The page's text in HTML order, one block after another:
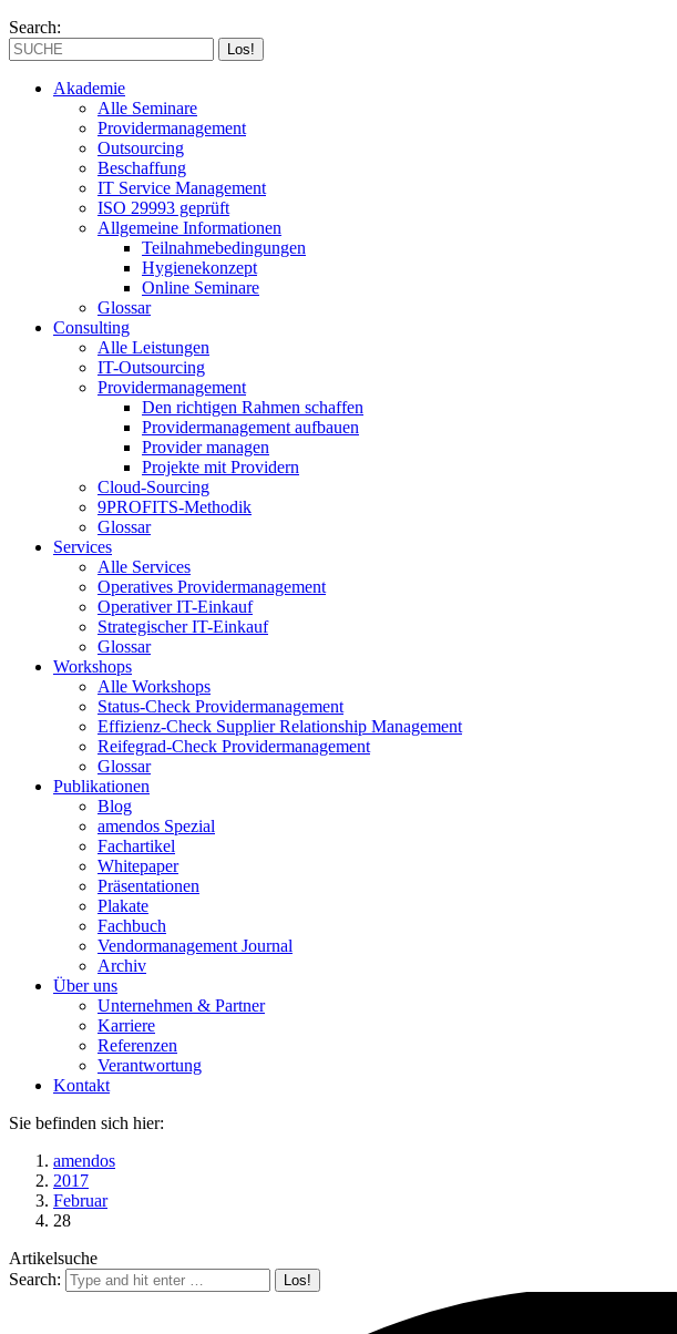
Search:
Akademie
Alle Seminare
Providermanagement
Outsourcing
Beschaffung
IT Service Management
ISO 29993 geprüft
Allgemeine Informationen
Teilnahmebedingungen
Hygienekonzept
Online Seminare
Glossar
Consulting
Alle Leistungen
IT-Outsourcing
Providermanagement
Den richtigen Rahmen schaffen
Providermanagement aufbauen
Provider managen
Projekte mit Providern
Cloud-Sourcing
9PROFITS-Methodik
Glossar
Services
Alle Services
Operatives Providermanagement
Operativer IT-Einkauf
Strategischer IT-Einkauf
Glossar
Workshops
Alle Workshops
Status-Check Providermanagement
Effizienz-Check Supplier Relationship Management
Reifegrad-Check Providermanagement
Glossar
Publikationen
Blog
amendos Spezial
Fachartikel
Whitepaper
Präsentationen
Plakate
Fachbuch
Vendormanagement Journal
Archiv
Über uns
Unternehmen & Partner
Karriere
Referenzen
Verantwortung
Kontakt
Sie befinden sich hier:
amendos
2017
Februar
28
Artikelsuche
Search: